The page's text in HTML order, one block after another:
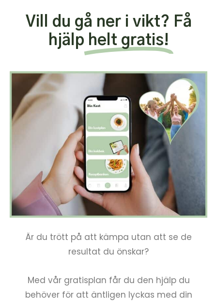
Vill du gå ner i vikt? Få
hjälp helt gratis!
Är du trött på att kämpa utan att se de
resultat du önskar?
Med vår gratisplan får du den hjälp du
behöver för att äntligen lyckas med din